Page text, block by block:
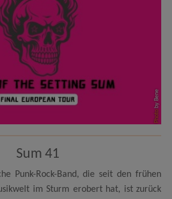
Photo
by Bene
Sum 41
Punk-Rock-Band, die seit den frühen
im Sturm erobert hat, ist zurück